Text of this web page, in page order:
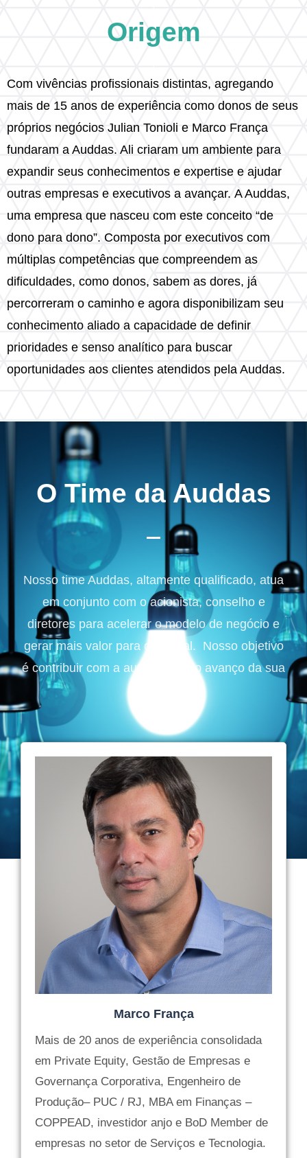
Origem
Com vivências profissionais distintas, agregando
mais de 15 anos de experiência como donos de seus
próprios negócios Julian Tonioli e Marco França
fundaram a Auddas. Ali criaram um ambiente para
expandir seus conhecimentos e expertise e ajudar
outras empresas e executivos a avançar. A Auddas,
uma empresa que nasceu com este conceito “de
dono para dono”. Composta por executivos com
múltiplas competências que compreendem as
dificuldades, como donos, sabem as dores, já
percorreram o caminho e agora disponibilizam seu
conhecimento aliado a capacidade de definir
prioridades e senso analítico para buscar
oportunidades aos clientes atendidos pela Auddas.
O Time da Auddas
Nosso time Auddas, altamente qualificado, atua
em conjunto com o acionista, conselho e
diretores para acelerar o modelo de negócio e
gerar mais valor para o Capital. Nosso objetivo
é contribuir com a autonomia e o avanço da sua
Marco França
Mais de 20 anos de experiência consolidada
em Private Equity, Gestão de Empresas e
Governança Corporativa, Engenheiro de
Produção– PUC / RJ, MBA em Finanças –
COPPEAD, investidor anjo e BoD Member de
empresas no setor de Serviços e Tecnologia.